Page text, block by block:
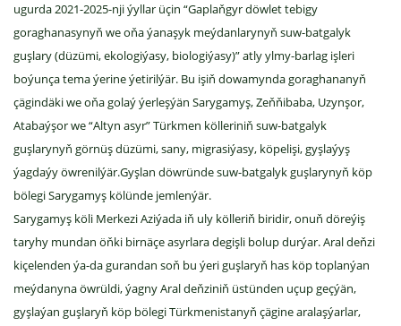
ugurda 2021-2025-nji ýyllar üçin “Gaplaňgyr döwlet tebigy
goraghanasynyň we oňa ýanaşyk meýdanlarynyň suw-batgalyk
guşlary (düzümi, ekologiýasy, biologiýasy)” atly ylmy-barlag işleri
boýunça tema ýerine ýetirilýär. Bu işiň dowamynda goraghananyň
çägindäki we oňa golaý ýerleşýän Sarygamyş, Zeňňibaba, Uzynşor,
Atabaýşor we “Altyn asyr” Türkmen kölleriniň suw-batgalyk
guşlarynyň görnüş düzümi, sany, migrasiýasy, köpelişi, gyşlaýyş
ýagdaýy öwrenilýär.Gyşlan döwründe suw-batgalyk guşlarynyň köp
bölegi Sarygamyş kölünde jemlenýär.
Sarygamyş köli Merkezi Aziýada iň uly kölleriň biridir, onuň döreýiş
taryhy mundan öňki birnäçe asyrlara degişli bolup durýar. Aral deňzi
kiçelenden ýa-da gurandan soň bu ýeri guşlaryň has köp toplanýan
meýdanyna öwrüldi, ýagny Aral deňziniň üstünden uçup geçýän,
gyşlaýan guşlaryň köp bölegi Türkmenistanyň çägine aralaşýarlar,